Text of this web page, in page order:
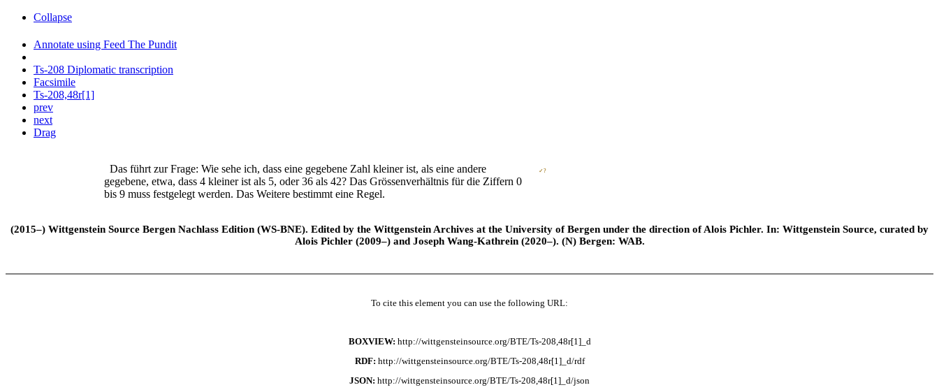
Collapse
Annotate using Feed The Pundit
Ts-208 Diplomatic transcription
Facsimile
Ts-208,48r[1]
prev
next
Drag
Das führt zur Frage: Wie sehe ich, dass eine gegebene Zahl kleiner ist, als eine andere
gegebene, etwa, dass 4 kleiner ist als 5, oder 36 als 42? Das Grössenverhältnis für die Ziffern 0
bis 9 muss festgelegt werden. Das Weitere bestimmt eine Regel.
✓?
(2015–) Wittgenstein Source Bergen Nachlass Edition (WS-BNE). Edited by the Wittgenstein Archives at the University of Bergen under the direction of Alois Pichler. In: Wittgenstein Source, curated by
Alois Pichler (2009–) and Joseph Wang-Kathrein (2020–). (N) Bergen: WAB.
To cite this element you can use the following URL:
BOXVIEW: http://wittgensteinsource.org/BTE/Ts-208,48r[1]_d
RDF: http://wittgensteinsource.org/BTE/Ts-208,48r[1]_d/rdf
JSON: http://wittgensteinsource.org/BTE/Ts-208,48r[1]_d/json